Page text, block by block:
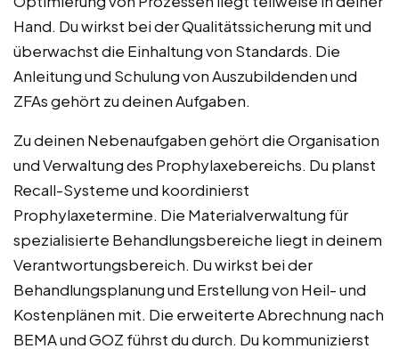
Hand. Du wirkst bei der Qualitätssicherung mit und
überwachst die Einhaltung von Standards. Die
Anleitung und Schulung von Auszubildenden und
ZFAs gehört zu deinen Aufgaben.
Zu deinen Nebenaufgaben gehört die Organisation
und Verwaltung des Prophylaxebereichs. Du planst
Recall-Systeme und koordinierst
Prophylaxetermine. Die Materialverwaltung für
spezialisierte Behandlungsbereiche liegt in deinem
Verantwortungsbereich. Du wirkst bei der
Behandlungsplanung und Erstellung von Heil- und
Kostenplänen mit. Die erweiterte Abrechnung nach
BEMA und GOZ führst du durch. Du kommunizierst